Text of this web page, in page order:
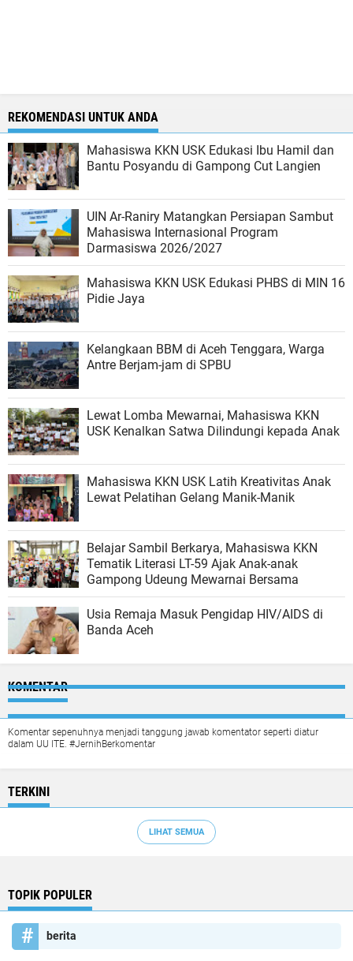
REKOMENDASI UNTUK ANDA
Mahasiswa KKN USK Edukasi Ibu Hamil dan
Bantu Posyandu di Gampong Cut Langien
UIN Ar-Raniry Matangkan Persiapan Sambut
Mahasiswa Internasional Program
Darmasiswa 2026/2027
Mahasiswa KKN USK Edukasi PHBS di MIN 16
Pidie Jaya
Kelangkaan BBM di Aceh Tenggara, Warga
Antre Berjam-jam di SPBU
Lewat Lomba Mewarnai, Mahasiswa KKN
USK Kenalkan Satwa Dilindungi kepada Anak
Mahasiswa KKN USK Latih Kreativitas Anak
Lewat Pelatihan Gelang Manik-Manik
Belajar Sambil Berkarya, Mahasiswa KKN
Tematik Literasi LT-59 Ajak Anak-anak
Gampong Udeung Mewarnai Bersama
Usia Remaja Masuk Pengidap HIV/AIDS di
Banda Aceh
KOMENTAR
Komentar sepenuhnya menjadi tanggung jawab komentator seperti diatur
dalam UU ITE. #JernihBerkomentar
TERKINI
LIHAT SEMUA
TOPIK POPULER
berita